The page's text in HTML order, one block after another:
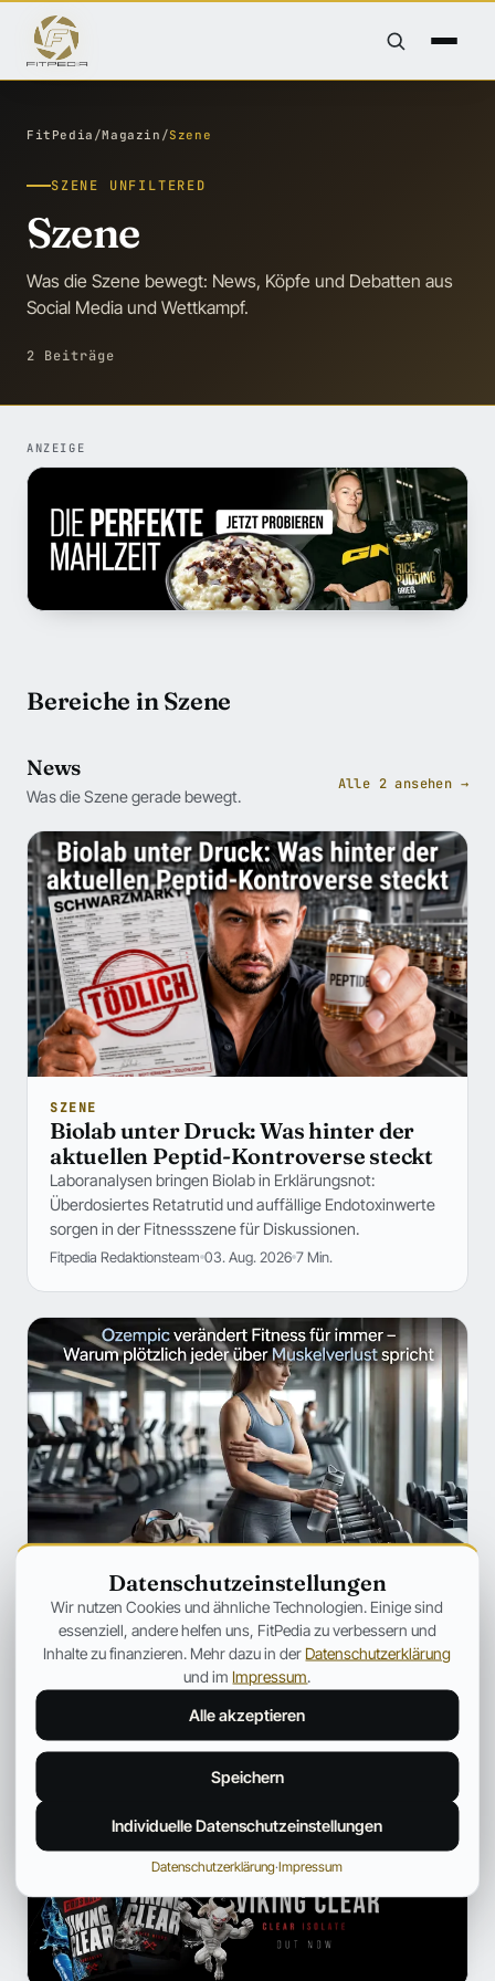
FitPedia /Magazin /Szene
SZENE UNFILTERED
Szene
Was die Szene bewegt: News, Köpfe und Debatten aus
Social Media und Wettkampf.
2 Beiträge
ANZEIGE
Bereiche in Szene
News
Was die Szene gerade bewegt.
Alle 2 ansehen →
SZENE
Biolab unter Druck: Was hinter der
aktuellen Peptid-Kontroverse steckt
Laboranalysen bringen Biolab in Erklärungsnot:
Überdosiertes Retatrutid und auffällige Endotoxinwerte
sorgen in der Fitnessszene für Diskussionen.
Fitpedia Redaktionsteam 03. Aug. 2026 7 Min.
Ozempic verändert Fitness für immer
– Warum plötzlich jeder über
Muskelverlust spricht
Warum GLP-1-Medikamente immer häufiger unter dem
Aspekt des Muskelabbaus besprochen werden.
Jonas Bauer 19. Juli 2026 12 Min.
Datenschutzeinstellungen
Wir nutzen Cookies und ähnliche Technologien. Einige sind
essenziell, andere helfen uns, FitPedia zu verbessern und
Inhalte zu finanzieren. Mehr dazu in der Datenschutzerklärung
und im Impressum
Alle akzeptieren
Speichern
Individuelle Datenschutzeinstellungen
Datenschutzerklärung·Impressum